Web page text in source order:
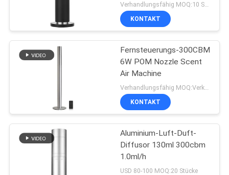
Verhandlungsfähig MOQ:10 Stücke
KONTAKT
Fernsteuerungs-300CBM
6W POM Nozzle Scent
Air Machine
Verhandlungsfähig MOQ:Verkäuflich
KONTAKT
Aluminium-Luft-Duft-
Diffusor 130ml 300cbm
1.0ml/h
USD 80-100 MOQ:20 Stücke